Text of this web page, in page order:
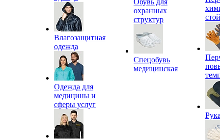
Влагозащитная
одежда
Одежда для
медицины и
сферы услуг
Обувь для
охранных
структур
Спецобувь
медицинская